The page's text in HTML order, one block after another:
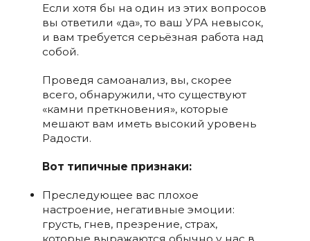
Если хотя бы на один из этих вопросов
вы ответили «да», то ваш УРА невысок,
и вам требуется серьёзная работа над
собой.
Проведя самоанализ, вы, скорее
всего, обнаружили, что существуют
«камни преткновения», которые
мешают вам иметь высокий уровень
Радости.
Вот типичные признаки:
Преследующее вас плохое
настроение, негативные эмоции:
грусть, гнев, презрение, страх,